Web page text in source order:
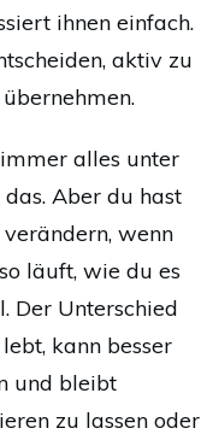
ihnen einfach.
aktiv zu
alles unter
Aber du hast
wenn
läuft, wie du es
Der Unterschied
kann besser
und bleibt
zu lassen oder